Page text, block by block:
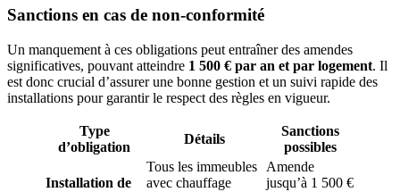
Sanctions en cas de non-conformité
Un manquement à ces obligations peut entraîner des amendes
significatives, pouvant atteindre 1 500 € par an et par logement. Il
est donc crucial d’assurer une bonne gestion et un suivi rapide des
installations pour garantir le respect des règles en vigueur.
Type
d’obligation
Détails
Sanctions
possibles
Installation de
Tous les immeubles
avec chauffage
Amende
jusqu’à 1 500 €